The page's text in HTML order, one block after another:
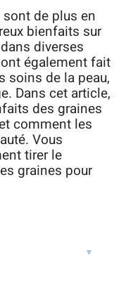
sont de plus en
bienfaits sur
diverses
également fait
soins de la peau,
Dans cet article,
des graines
comment les
Vous
tirer le
graines pour